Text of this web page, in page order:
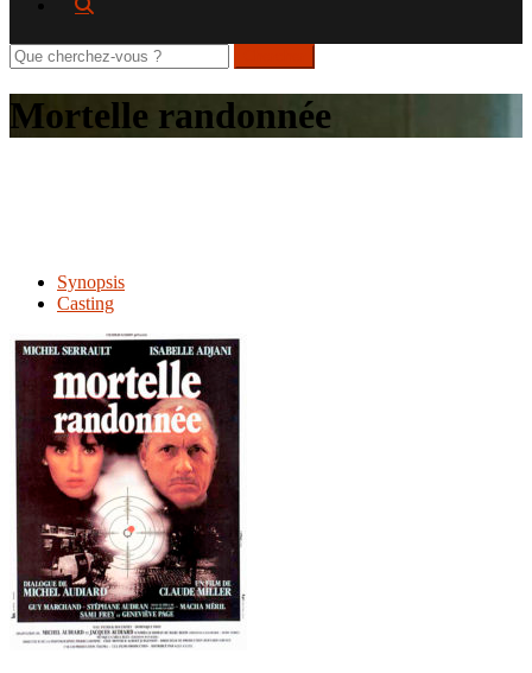
Rechercher
sur
le
site
Mortelle randonnée
Synopsis
Casting